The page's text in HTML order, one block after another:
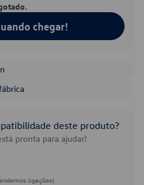
chegar!
deste produto?
pronta para ajudar!
ligações)